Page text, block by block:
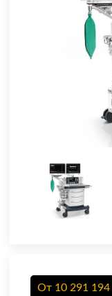
От 10 291 194